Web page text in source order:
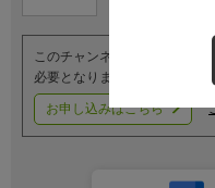
このチャンネルのご視聴には
必要となります。
お申し込みはこちら